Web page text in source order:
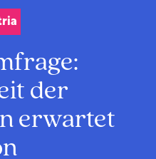
der
erwartet